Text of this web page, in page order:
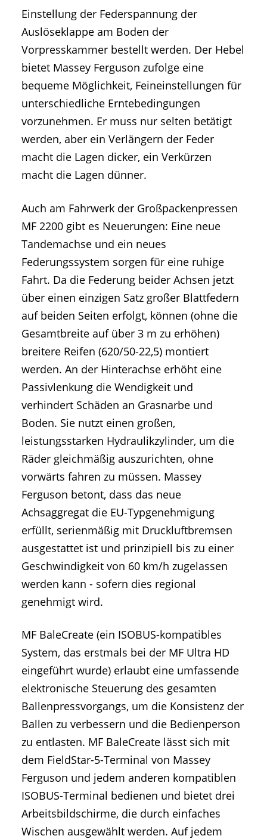
Einstellung der Federspannung der
Auslöseklappe am Boden der
Vorpresskammer bestellt werden. Der Hebel
bietet Massey Ferguson zufolge eine
bequeme Möglichkeit, Feineinstellungen für
unterschiedliche Erntebedingungen
vorzunehmen. Er muss nur selten betätigt
werden, aber ein Verlängern der Feder
macht die Lagen dicker, ein Verkürzen
macht die Lagen dünner.
Auch am Fahrwerk der Großpackenpressen
MF 2200 gibt es Neuerungen: Eine neue
Tandemachse und ein neues
Federungssystem sorgen für eine ruhige
Fahrt. Da die Federung beider Achsen jetzt
über einen einzigen Satz großer Blattfedern
auf beiden Seiten erfolgt, können (ohne die
Gesamtbreite auf über 3 m zu erhöhen)
breitere Reifen (620/50-22,5) montiert
werden. An der Hinterachse erhöht eine
Passivlenkung die Wendigkeit und
verhindert Schäden an Grasnarbe und
Boden. Sie nutzt einen großen,
leistungsstarken Hydraulikzylinder, um die
Räder gleichmäßig auszurichten, ohne
vorwärts fahren zu müssen. Massey
Ferguson betont, dass das neue
Achsaggregat die EU-Typgenehmigung
erfüllt, serienmäßig mit Druckluftbremsen
ausgestattet ist und prinzipiell bis zu einer
Geschwindigkeit von 60 km/h zugelassen
werden kann - sofern dies regional
genehmigt wird.
MF BaleCreate (ein ISOBUS-kompatibles
System, das erstmals bei der MF Ultra HD
eingeführt wurde) erlaubt eine umfassende
elektronische Steuerung des gesamten
Ballenpressvorgangs, um die Konsistenz der
Ballen zu verbessern und die Bedienperson
zu entlasten. MF BaleCreate lässt sich mit
dem FieldStar-5-Terminal von Massey
Ferguson und jedem anderen kompatiblen
ISOBUS-Terminal bedienen und bietet drei
Arbeitsbildschirme, die durch einfaches
Wischen ausgewählt werden. Auf jedem